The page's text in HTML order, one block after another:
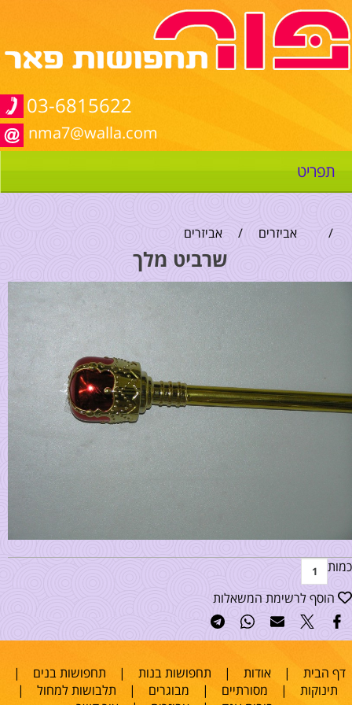
03-6815622
nma7@walla.com
תפריט
/ אביזרים / אביזרים
שרביט מלך
כמות
הוסף לרשימת המשאלות
דף הבית |אודות | תחפושות בנות | תחפושות בנים |
תינוקות | מסורתיים | מבוגרים | תלבושות למחול |